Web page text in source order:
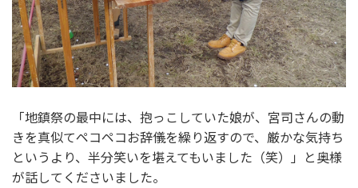
「地鎮祭の最中には、抱っこしていた娘が、宮司さんの動
きを真似てペコペコお辞儀を繰り返すので、厳かな気持ち
というより、半分笑いを堪えてもいました（笑）」と奥様
が話してくださいました。